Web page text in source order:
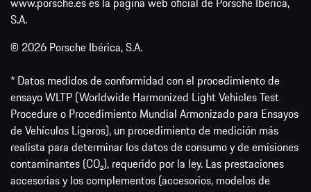
S.A.
© 2026 Porsche Ibérica, S.A.
* Datos medidos de conformidad con el procedimiento de
ensayo WLTP (Worldwide Harmonized Light Vehicles Test
Procedure o Procedimiento Mundial Armonizado para Ensayos
de Vehículos Ligeros), un procedimiento de medición más
realista para determinar los datos de consumo y de emisiones
contaminantes (CO₂), requerido por la ley. Las prestaciones
accesorias y los complementos (accesorios, modelos de